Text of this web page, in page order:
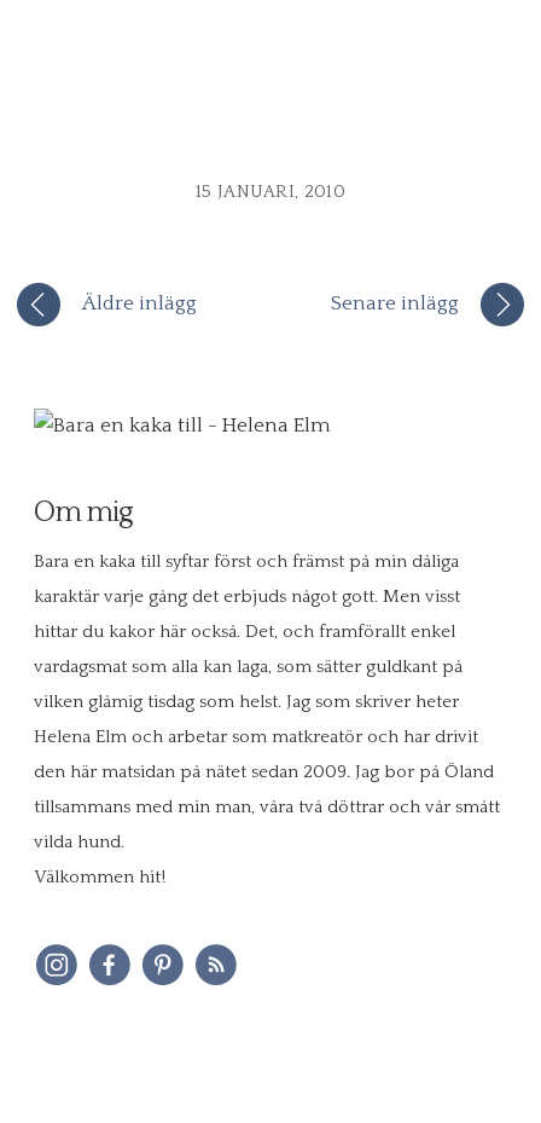
15 JANUARI, 2010
Äldre inlägg Senare inlägg
Om mig
Bara en kaka till syftar först och främst på min dåliga
karaktär varje gång det erbjuds något gott. Men visst
hittar du kakor här också. Det, och framförallt enkel
vardagsmat som alla kan laga, som sätter guldkant på
vilken glåmig tisdag som helst. Jag som skriver heter
Helena Elm och arbetar som matkreatör och har drivit
den här matsidan på nätet sedan 2009. Jag bor på Öland
tillsammans med min man, våra två döttrar och vår smått
vilda hund.
Välkommen hit!